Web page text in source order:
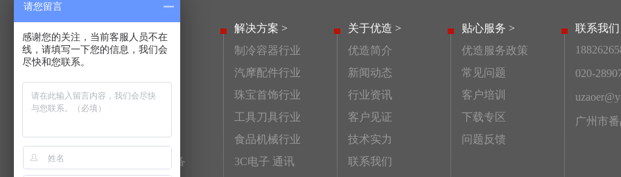
高频淬火设备
齿轮高频淬火设备
高频钎焊机
非标自动化高频淬火设备
解决方案 >
制冷容器行业
汽摩配件行业
珠宝首饰行业
工具刀具行业
食品机械行业
3C电子 通讯
关于优造 >
优造简介
新闻动态
行业资讯
客户见证
技术实力
联系我们
贴心服务 >
优造服务政策
常见问题
客户培训
下载专区
问题反馈
联系我
020-
广州市
请您留言
感谢您的关注，当前客服人员不在
线，请填写一下您的信息，我们会
尽快和您联系。